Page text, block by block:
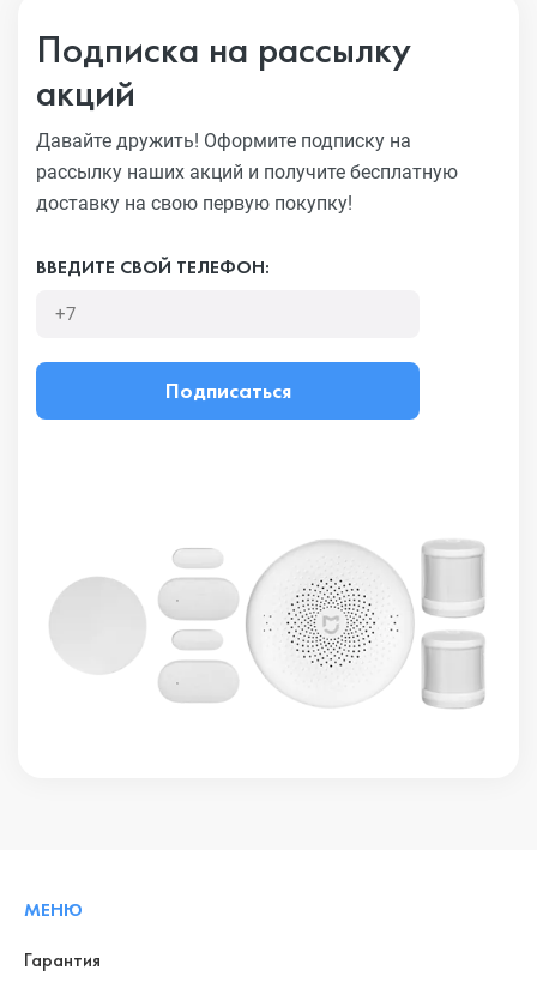
Подписка на рассылку
акций
Давайте дружить! Оформите подписку на
рассылку наших акций и получите бесплатную
доставку на свою первую покупку!
ВВЕДИТЕ СВОЙ ТЕЛЕФОН:
Подписаться
МЕНЮ
Гарантия